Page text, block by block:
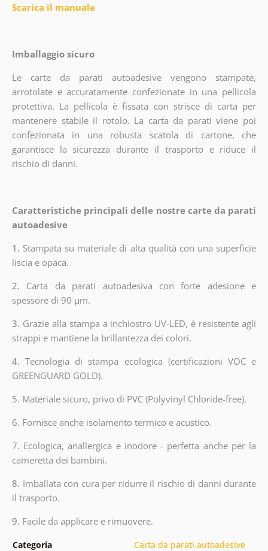
Scarica il manuale
Imballaggio sicuro
Le carte da parati autoadesive vengono stampate,
arrotolate e accuratamente confezionate in una pellicola
protettiva. La pellicola è fissata con strisce di carta per
mantenere stabile il rotolo. La carta da parati viene poi
confezionata in una robusta scatola di cartone, che
garantisce la sicurezza durante il trasporto e riduce il
rischio di danni.
Caratteristiche principali delle nostre carte da parati
autoadesive
1. Stampata su materiale di alta qualità con una superficie
liscia e opaca.
2. Carta da parati autoadesiva con forte adesione e
spessore di 90 µm.
3. Grazie alla stampa a inchiostro UV-LED, è resistente agli
strappi e mantiene la brillantezza dei colori.
4.Tecnologia di stampa ecologica (certificazioni VOC e
GREENGUARD GOLD).
5. Materiale sicuro, privo di PVC (Polyvinyl Chloride-free).
6. Fornisce anche isolamento termico e acustico.
7. Ecologica, anallergica e inodore - perfetta anche per la
cameretta dei bambini.
8. Imballata con cura per ridurre il rischio di danni durante
il trasporto.
9. Facile da applicare e rimuovere.
Categoria Carta da parati autoadesive